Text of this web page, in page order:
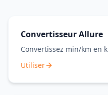
Convertisseur Allure
Convertissez min/km en
Utiliser